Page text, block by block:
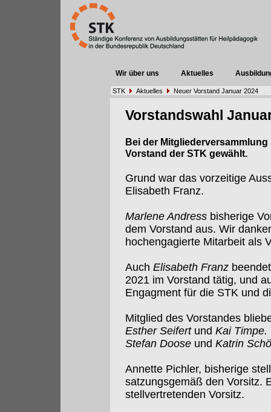
Wir über uns Aktuelles
STK Aktuelles Neuer Vorstand Januar 2024
Vorstandswahl
Bei der
Vorstand der STK gewählt.
Grund war das vorzeitige
Elisabeth Franz.
Marlene Andress bisherige
dem Vorstand aus. Wir
hochengagierte Mitarbeit als
Auch Elisabeth Franz
2021 im Vorstand tätig, und
Engagment für die STK und
Mitglied des Vorstandes
Esther Seifert und Kai Timpe.
Stefan Doose und Katrin
Annette Pichler, bisherige
satzungsgemäß den Vorsitz.
stellvertretenden Vorsitz.